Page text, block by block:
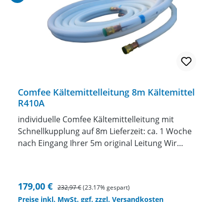
und 3/8" Leitung (Baugrößen 09 und 12)
Für Baugröße 18 bitte Preisaufschlag anfragen.
Comfee Kältemittelleitung 8m Kältemittel
R410A
individuelle Comfee Kältemittelleitung mit
Schnellkupplung auf 8m Lieferzeit: ca. 1 Woche
nach Eingang Ihrer 5m original Leitung Wir
ACHTUNG die original Leitung muss uns
Verkaufspreis:
179,00 € Regulärer Preis:
232,97 €(23.17% gespart)
Preise inkl. MwSt. ggf. zzgl. Versandkosten